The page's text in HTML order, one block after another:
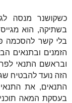
כשקושנר מנסה
בשתיקה, הוא
בלי קשר להסכמה
הזמנים ובתנאים
ובראשם התנאי
הזה נועד להבטיח
התנאים, את
בעסקת המאה